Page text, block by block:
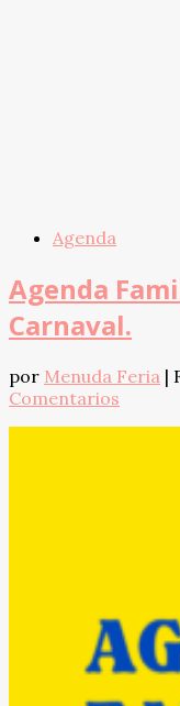
Agenda
Agenda
Carnaval.
por Menuda Feria |
Comentarios